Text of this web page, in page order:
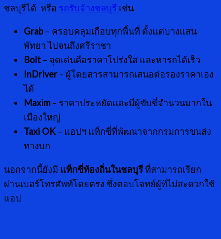
ชลบุรีได้ หรือ รถรับจ้างชลบุรี เช่น
Grab – ครอบคลุมเกือบทุกพื้นที่ ตั้งแต่บางแสน
พัทยา ไปจนถึงศรีราชา
Bolt – จุดเด่นคือราคาโปร่งใส และหารถได้เร็ว
InDriver– ผู้โดยสารสามารถเสนอต่อรองราคาเอง
ได้
Maxim – ราคาประหยัดและมีผู้ขับขี่จำนวนมากใน
เมืองใหญ่
Taxi OK – แอปฯ แท็กซี่ที่พัฒนาจากกรมการขนส่ง
ทางบก
นอกจากนี้ยังมี แท็กซี่ท้องถิ่นในชลบุรีที่สามารถเรียก
ผ่านเบอร์โทรศัพท์โดยตรง ซึ่งตอบโจทย์ผู้ที่ไม่สะดวกใช้
แอป